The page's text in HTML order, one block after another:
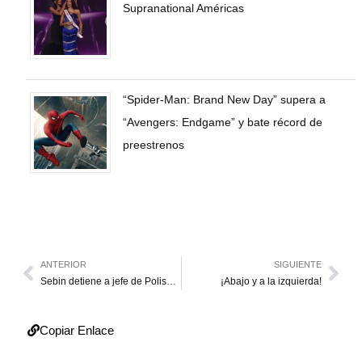
Supranational Américas
“Spider-Man: Brand New Day” supera a
“Avengers: Endgame” y bate récord de
preestrenos
ANTERIOR
Sebin detiene a jefe de Polisucre
SIGUIENTE
¡Abajo y a la izquierda!
Copiar Enlace